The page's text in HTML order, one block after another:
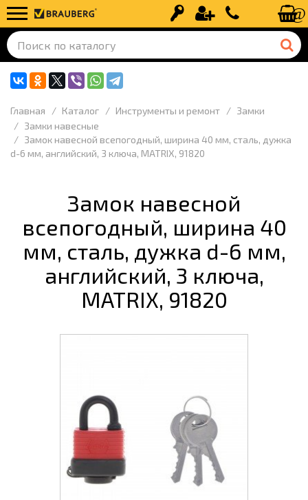
Вход Регистрация+7 (499) 110-
Главная Каталог Инструменты и ремонт
Замки
Замки навесные
Замок навесной всепогодный, ширина 40 мм, сталь, дужка
d-6 мм, английский, 3 ключа, MATRIX, 91820
Замок навесной
всепогодный, ширина 40
мм, сталь, дужка d-6 мм,
английский, 3 ключа,
MATRIX, 91820